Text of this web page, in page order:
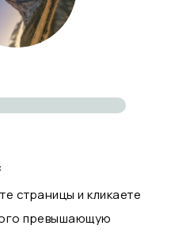
страницы и кликаете
превышающую